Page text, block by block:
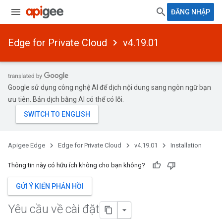
ĐĂNG NHẬP
Edge for Private Cloud v4.19.01
Google sử dụng công nghệ AI để dịch nội dung sang ngôn ngữ bạn
ưu tiên. Bản dịch bằng AI có thể có lỗi.
Apigee Edge Edge for Private Cloud v4.19.01 Installation
Thông tin này có hữu ích không cho bạn không?
GỬI Ý KIẾN PHẢN HỒI
Yêu cầu về cài đặt